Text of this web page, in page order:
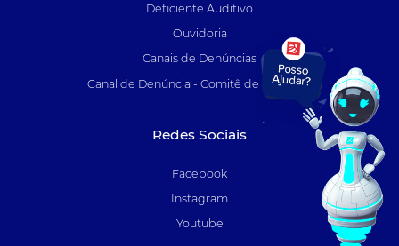
Deficiente Auditivo
Ouvidoria
Canais de Denúncias
Canal de Denúncia - Comitê de Auditoria
Redes Sociais
Facebook
Instagram
Youtube